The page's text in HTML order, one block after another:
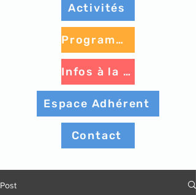
Activités
Contact
Espace Adhérent
Infos à la une
Programme à venir
Post